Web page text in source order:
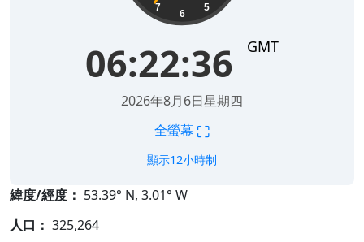
5
6
7
06:22:36 GMT
2026年8月6日星期四
全螢幕 ⛶
顯示12小時制
緯度/經度： 53.39° N, 3.01° W
人口： 325,264